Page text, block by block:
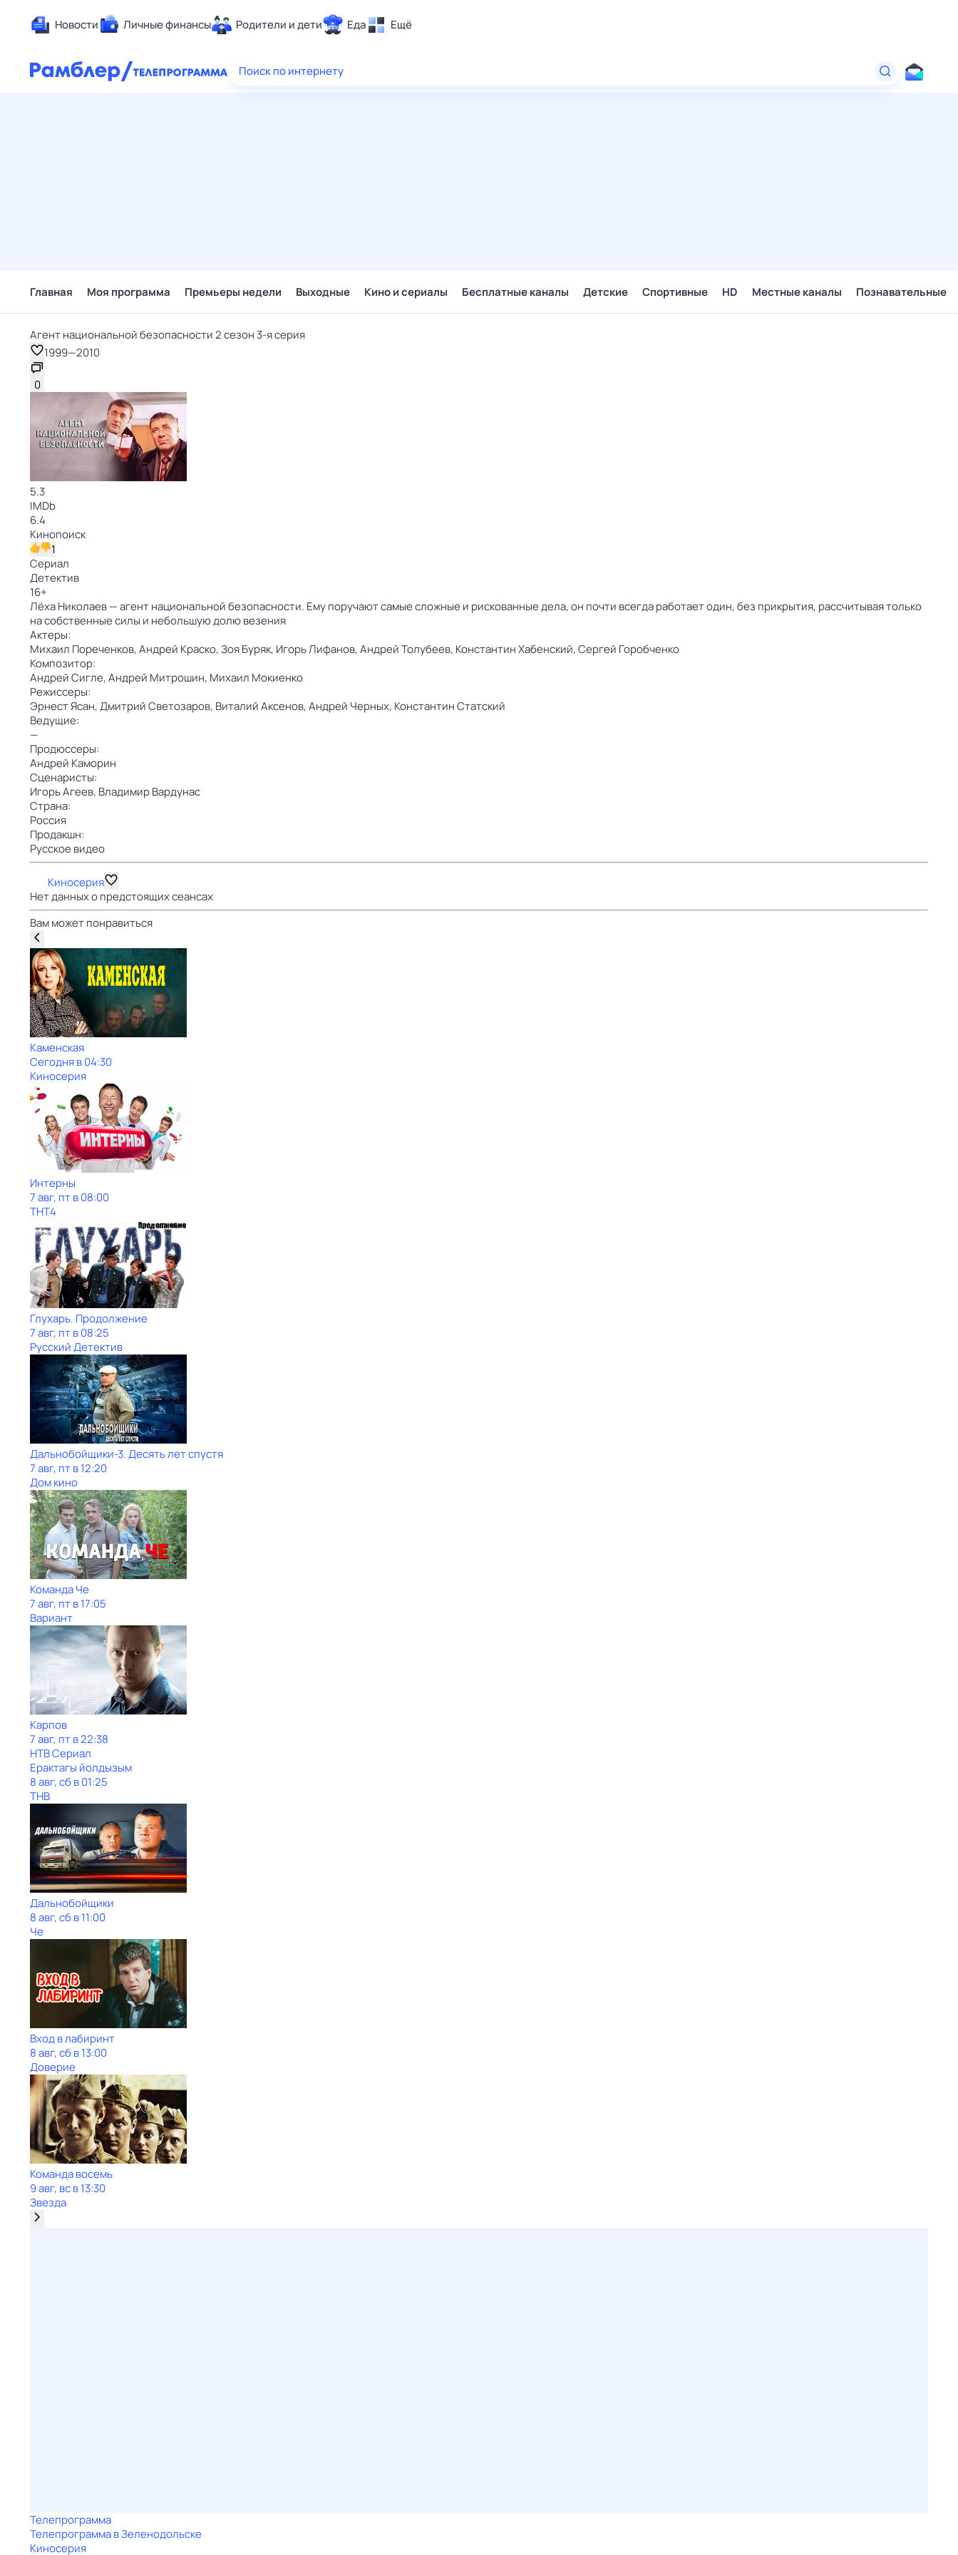
Новости Личные финансы Родители и дети Еда Ещё
Здоровье
Поиск по интернету
Главная Моя программа Премьеры недели Выходные Кино и сериалы Бесплатные каналы Детские Спортивные HD Местные каналы Познавательные
Агент национальной безопасности 2 сезон 3-я серия
1999—2010
0
5.3
IMDb
6.4
Кинопоиск
1
Сериал
Детектив
16+
Лёха Николаев — агент национальной безопасности. Ему поручают самые сложные и рискованные дела, он почти всегда работает один, без прикрытия, рассчитывая только
на собственные силы и небольшую долю везения
Актеры:
Михаил Пореченков,Андрей Краско,Зоя Буряк, Игорь Лифанов,Андрей Толубеев, Константин Хабенский,Сергей Горобченко
Композитор:
Андрей Сигле,Андрей Митрошин, Михаил Мокиенко
Режиссеры:
Эрнест Ясан,Дмитрий Светозаров, Виталий Аксенов,Андрей Черных, Константин Статский
Ведущие:
—
Продюссеры:
Андрей Каморин
Сценаристы:
Игорь Агеев, Владимир Вардунас
Страна:
Россия
Продакшн:
Русское видео
Киносерия
Нет данных о предстоящих сеансах
Вам может понравиться
Каменская
Сегодня в 04:30
Киносерия
Интерны
7 авг, пт в 08:00
ТНТ4
Глухарь. Продолжение
7 авг, пт в 08:25
Русский Детектив
Дальнобойщики-3. Десять лет спустя
7 авг, пт в 12:20
Дом кино
Команда Че
7 авг, пт в 17:05
Вариант
Карпов
7 авг, пт в 22:38
НТВ Сериал
Ерактагы йолдызым
8 авг, сб в 01:25
ТНВ
Дальнобойщики
8 авг, сб в 11:00
Че
Вход в лабиринт
8 авг, сб в 13:00
Доверие
Команда восемь
9 авг, вс в 13:30
Звезда
Телепрограмма
Телепрограмма в Зеленодольске
Киносерия